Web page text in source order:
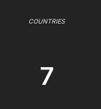
COUNTRIES
7